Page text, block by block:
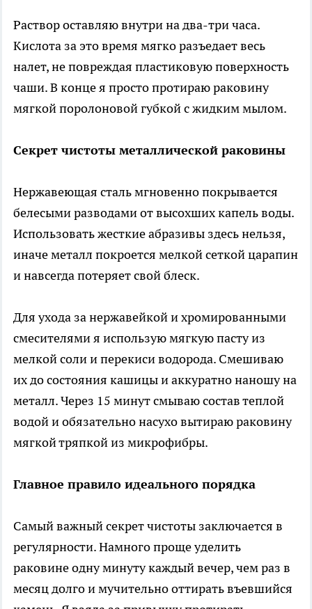
Раствор оставляю внутри на два-три часа.
Кислота за это время мягко разъедает весь
налет, не повреждая пластиковую поверхность
чаши. В конце я просто протираю раковину
мягкой поролоновой губкой с жидким мылом.
Секрет чистоты металлической раковины
Нержавеющая сталь мгновенно покрывается
белесыми разводами от высохших капель воды.
Использовать жесткие абразивы здесь нельзя,
иначе металл покроется мелкой сеткой царапин
и навсегда потеряет свой блеск.
Для ухода за нержавейкой и хромированными
смесителями я использую мягкую пасту из
мелкой соли и перекиси водорода. Смешиваю
их до состояния кашицы и аккуратно наношу на
металл. Через 15 минут смываю состав теплой
водой и обязательно насухо вытираю раковину
мягкой тряпкой из микрофибры.
Главное правило идеального порядка
Самый важный секрет чистоты заключается в
регулярности. Намного проще уделить
раковине одну минуту каждый вечер, чем раз в
месяц долго и мучительно оттирать въевшийся